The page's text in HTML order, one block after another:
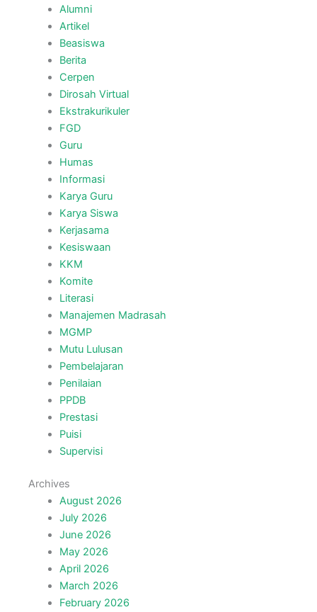
Alumni
Artikel
Beasiswa
Berita
Cerpen
Dirosah Virtual
Ekstrakurikuler
FGD
Guru
Humas
Informasi
Karya Guru
Karya Siswa
Kerjasama
Kesiswaan
KKM
Komite
Literasi
Manajemen Madrasah
MGMP
Mutu Lulusan
Pembelajaran
Penilaian
PPDB
Prestasi
Puisi
Supervisi
Archives
August 2026
July 2026
June 2026
May 2026
April 2026
March 2026
February 2026